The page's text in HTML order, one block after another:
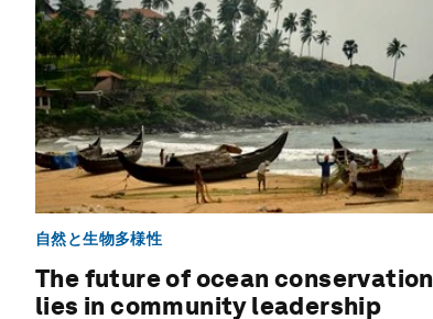
自然と生物多様性
The future of ocean conservation
lies in community leadership